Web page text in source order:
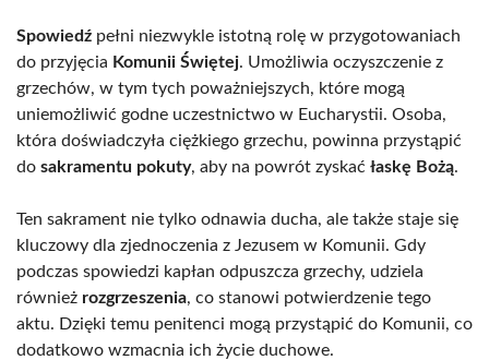
Spowiedź pełni niezwykle istotną rolę w przygotowaniach
do przyjęcia Komunii Świętej. Umożliwia oczyszczenie z
grzechów, w tym tych poważniejszych, które mogą
uniemożliwić godne uczestnictwo w Eucharystii. Osoba,
która doświadczyła ciężkiego grzechu, powinna przystąpić
do sakramentu pokuty, aby na powrót zyskać łaskę Bożą.
Ten sakrament nie tylko odnawia ducha, ale także staje się
kluczowy dla zjednoczenia z Jezusem w Komunii. Gdy
podczas spowiedzi kapłan odpuszcza grzechy, udziela
również rozgrzeszenia, co stanowi potwierdzenie tego
aktu. Dzięki temu penitenci mogą przystąpić do Komunii, co
dodatkowo wzmacnia ich życie duchowe.